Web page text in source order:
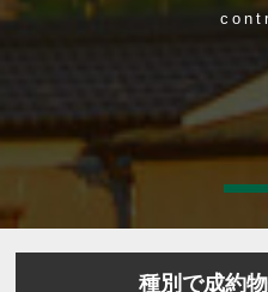
種別で成約